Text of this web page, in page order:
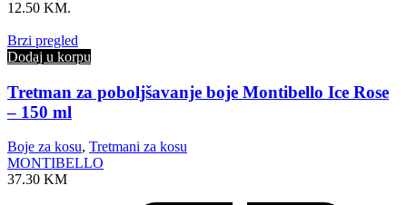
12.50 KM.
Brzi pregled
Dodaj u korpu
Tretman za poboljšavanje boje Montibello Ice Rose
– 150 ml
Boje za kosu, Tretmani za kosu
MONTIBELLO
37.30 KM